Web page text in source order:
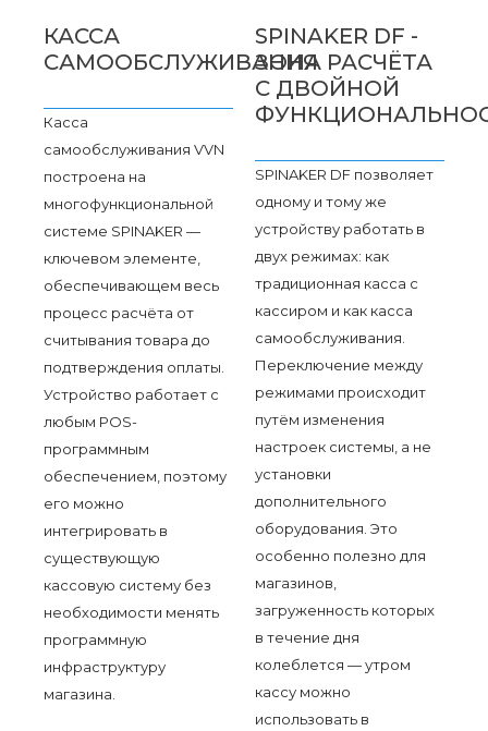
КАССА
САМООБСЛУЖИВАНИЯ
Касса
самообслуживания VVN
построена на
многофункциональной
системе SPINAKER —
ключевом элементе,
обеспечивающем весь
процесс расчёта от
считывания товара до
подтверждения оплаты.
Устройство работает с
любым POS-
программным
обеспечением, поэтому
его можно
интегрировать в
существующую
кассовую систему без
необходимости менять
программную
инфраструктуру
магазина.
SPINAKER DF -
ЗОНА РАСЧЁТА
С ДВОЙНОЙ
SPINAKER DF позволяет
одному и тому же
устройству работать в
двух режимах: как
традиционная касса с
кассиром и как касса
самообслуживания.
Переключение между
режимами происходит
путём изменения
настроек системы, а не
установки
дополнительного
оборудования. Это
особенно полезно для
магазинов,
загруженность которых
в течение дня
колеблется — утром
кассу можно
использовать в